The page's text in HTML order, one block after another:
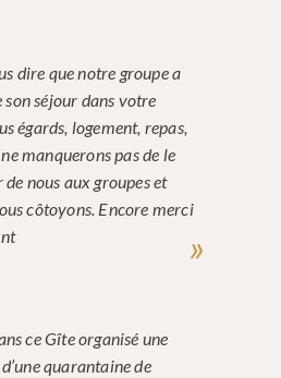
dire que notre groupe a
séjour dans votre
égards, logement, repas,
manquerons pas de le
nous aux groupes et
côtoyons. Encore merci
ce Gîte organisé une
quarantaine de